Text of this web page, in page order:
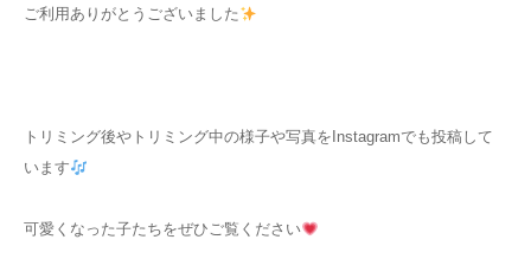
ご利用ありがとうございました
トリミング後やトリミング中の様子や写真をInstagramでも投稿して
います
可愛くなった子たちをぜひご覧ください